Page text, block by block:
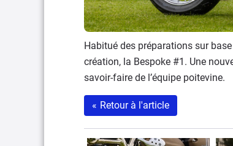
Habitué des préparations sur
création, la Bespoke #1. Une
savoir-faire de l’équipe poitevine.
« Retour à l'article